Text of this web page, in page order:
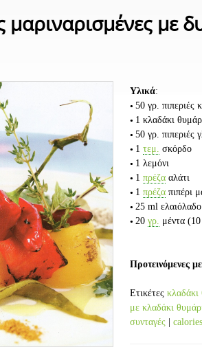
μαριναρισμένες με
Υλικά:
50 γρ. πιπεριές
1 κλαδάκι
50 γρ. πιπεριές
1 τεμ. σκόρδο
1 λεμόνι
1 πρέζα αλάτι
1 πρέζα πιπέρι
25 ml ελαιόλαδο
20 γρ. μέντα
Προτεινόμενες
Ετικέτες κλαδάκι
με κλαδάκι
συνταγές
calories